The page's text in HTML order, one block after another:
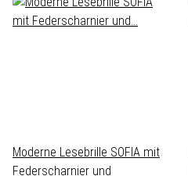
Moderne Lesebrille SOFIA mit
Federscharnier und